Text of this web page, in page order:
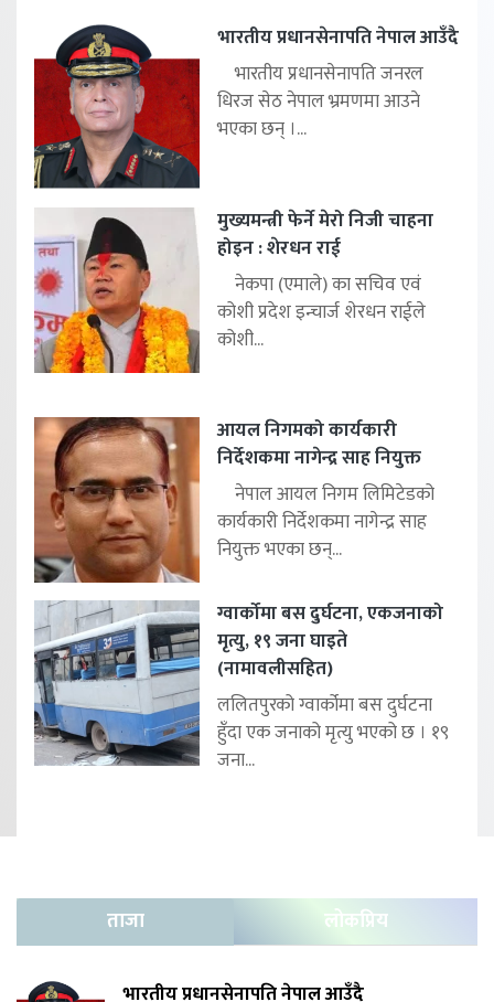
भारतीय प्रधानसेनापति नेपाल आउँदै
भारतीय प्रधानसेनापति जनरल
धिरज सेठ नेपाल भ्रमणमा आउने
भएका छन् ।...
मुख्यमन्त्री फेर्ने मेरो निजी चाहना
होइन : शेरधन राई
नेकपा (एमाले) का सचिव एवं
कोशी प्रदेश इन्चार्ज शेरधन राईले
कोशी...
आयल निगमको कार्यकारी
निर्देशकमा नागेन्द्र साह नियुक्त
नेपाल आयल निगम लिमिटेडको
कार्यकारी निर्देशकमा नागेन्द्र साह
नियुक्त भएका छन्...
ग्वार्कोमा बस दुर्घटना, एकजनाको
मृत्यु, १९ जना घाइते
(नामावलीसहित)
ललितपुरको ग्वार्कोमा बस दुर्घटना
हुँदा एक जनाको मृत्यु भएको छ । १९
जना...
ताजा लोकप्रिय
भारतीय प्रधानसेनापति नेपाल आउँदै